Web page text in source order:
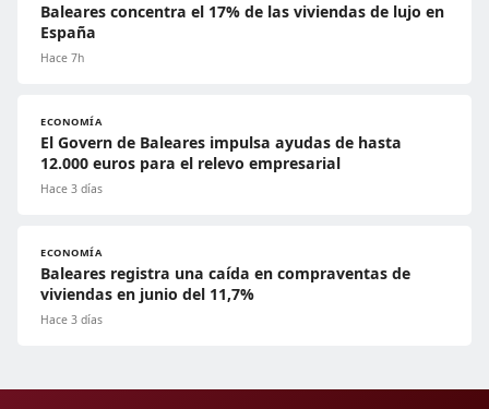
Baleares concentra el 17% de las viviendas de lujo en
España
Hace 7h
ECONOMÍA
El Govern de Baleares impulsa ayudas de hasta
12.000 euros para el relevo empresarial
Hace 3 días
ECONOMÍA
Baleares registra una caída en compraventas de
viviendas en junio del 11,7%
Hace 3 días